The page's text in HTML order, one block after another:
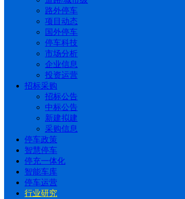
路外停车
项目动态
国外停车
停车科技
市场分析
企业信息
投资运营
招标采购
招标公告
中标公告
新建拟建
采购信息
停车政策
智慧停车
停充一体化
智能车库
停车运营
行业研究